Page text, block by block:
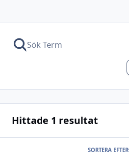
Hittade 1 resultat
SORTERA EFTER